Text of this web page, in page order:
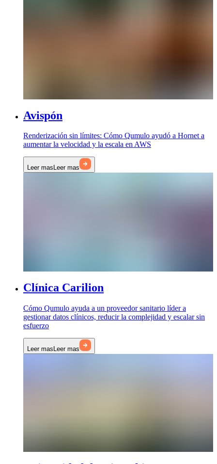
Avispón
Renderización sin límites: Cómo Qumulo ayudó a Hornet a
aumentar la velocidad y la escala en AWS
Leer mas Leer mas
Clínica Carilion
Cómo Qumulo ayuda a un proveedor sanitario líder a
gestionar datos clínicos, reducir la complejidad y escalar sin
esfuerzo
Leer masLeer mas